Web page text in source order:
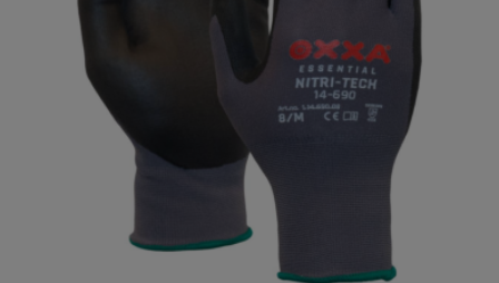
Type coating palm gecoat
Naam
Samenvatting
Beoordeling